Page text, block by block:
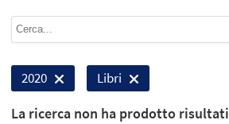
2020 Libri
La ricerca non ha prodotto risultati